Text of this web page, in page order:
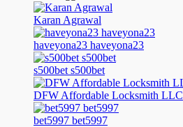
Karan Agrawal
haveyona23 haveyona23
s500bet s500bet
DFW Affordable Locksmith LLC
bet5997 bet5997